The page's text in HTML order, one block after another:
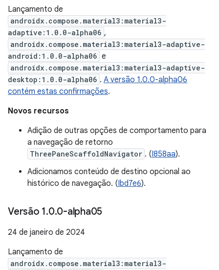
Lançamento de
androidx.compose.material3:material3-
adaptive:1.0.0-alpha06 ,
androidx.compose.material3:material3-adaptive-
android:1.0.0-alpha06 e
androidx.compose.material3:material3-adaptive-
desktop:1.0.0-alpha06 . A versão 1.0.0-alpha06
contém estas confirmações.
Novos recursos
Adição de outras opções de comportamento para
a navegação de retorno
ThreePaneScaffoldNavigator . (I858aa).
Adicionamos conteúdo de destino opcional ao
histórico de navegação. (Ibd7e6).
Versão 1.0.0-alpha05
24 de janeiro de 2024
Lançamento de
androidx.compose.material3:material3-